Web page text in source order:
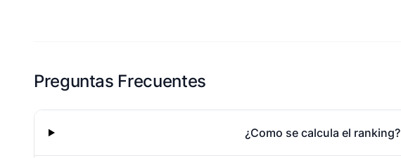
Preguntas Frecuentes
¿Como se calcula el ranking?